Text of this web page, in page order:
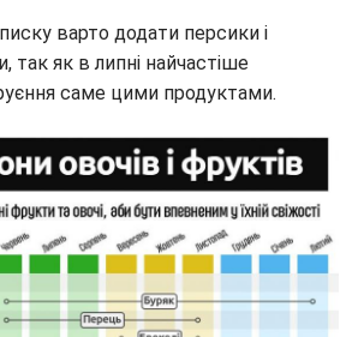
варто додати персики і
так як в липні найчастіше
саме цими продуктами.